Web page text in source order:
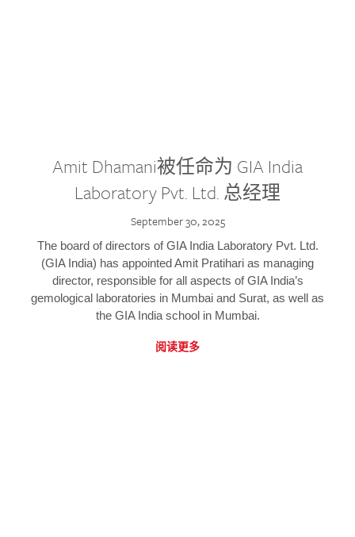
Amit Dhamani被任命为 GIA India
Laboratory Pvt. Ltd. 总经理
September 30, 2025
The board of directors of GIA India Laboratory Pvt. Ltd.
(GIA India) has appointed Amit Pratihari as managing
director, responsible for all aspects of GIA India’s
gemological laboratories in Mumbai and Surat, as well as
the GIA India school in Mumbai.
阅读更多